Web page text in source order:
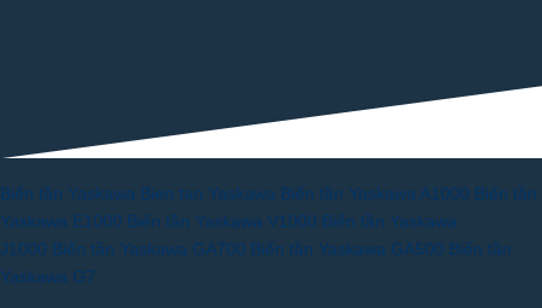
Biến tần Yaskawa Bien tan Yaskawa Biến tần Yaskawa A1000 Biến tần
Yaskawa E1000 Biến tần Yaskawa V1000 Biến tần Yaskawa
J1000 Biến tần Yaskawa GA700 Biến tần Yaskawa GA500 Biến tần
Yaskawa G7